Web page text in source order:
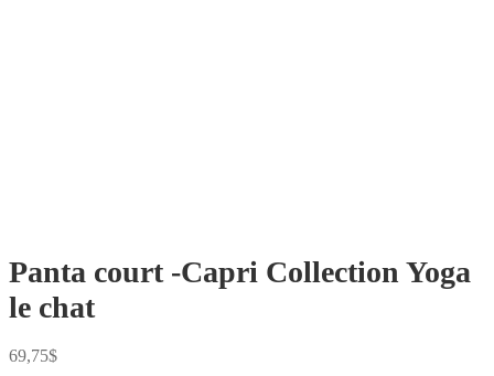
Panta court -Capri Collection Yoga
le chat
69,75$